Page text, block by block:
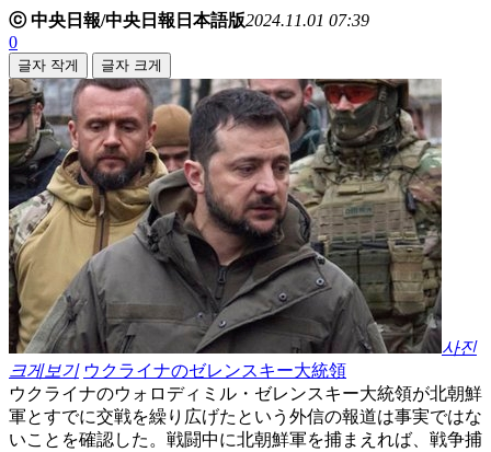
ⓒ 中央日報/中央日報日本語版2024.11.01 07:39
0
글자 작게 글자 크게
사진
크게보기 ウクライナのゼレンスキー大統領
ウクライナのウォロディミル・ゼレンスキー大統領が北朝鮮
軍とすでに交戦を繰り広げたという外信の報道は事実ではな
いことを確認した。戦闘中に北朝鮮軍を捕まえれば、戦争捕